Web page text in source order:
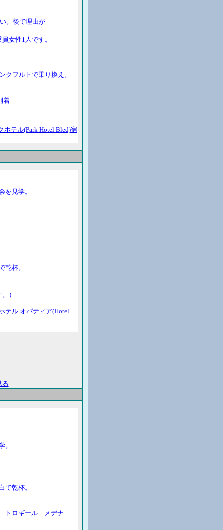
。後で理由が
女性1人です。
フルトで乗り換え。
着
テル(Park Hotel Bled)宿
見学。
杯。
）
テル オパティア(Hotel
。
乾杯。
トロギール メデナ